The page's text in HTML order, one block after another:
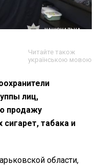
Читайте також
українською мовою
лиц,
продажу
табака и
области,